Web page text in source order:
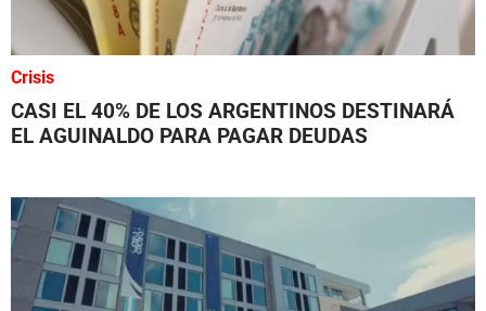
Crisis
CASI EL 40% DE LOS ARGENTINOS DESTINARÁ
EL AGUINALDO PARA PAGAR DEUDAS